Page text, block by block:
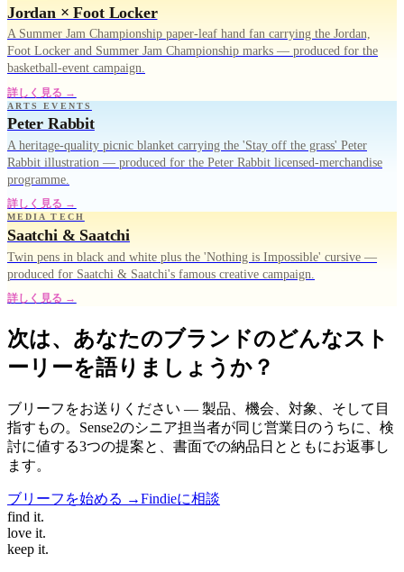
Jordan × Foot Locker
A Summer Jam Championship paper-leaf hand fan carrying the Jordan,
Foot Locker and Summer Jam Championship marks — produced for the
basketball-event campaign.
詳しく見る →
ARTS EVENTS
Peter Rabbit
A heritage-quality picnic blanket carrying the 'Stay off the grass' Peter
Rabbit illustration — produced for the Peter Rabbit licensed-merchandise
programme.
詳しく見る →
MEDIA TECH
Saatchi & Saatchi
Twin pens in black and white plus the 'Nothing is Impossible' cursive —
produced for Saatchi & Saatchi's famous creative campaign.
詳しく見る →
次は、あなたのブランドのどんなスト
ーリーを語りましょうか？
ブリーフをお送りください — 製品、機会、対象、そして目
指すもの。Sense2のシニア担当者が同じ営業日のうちに、検
討に値する3つの提案と、書面での納品日とともにお返事し
ます。
ブリーフを始める →Findieに相談
find it.
love it.
keep it.